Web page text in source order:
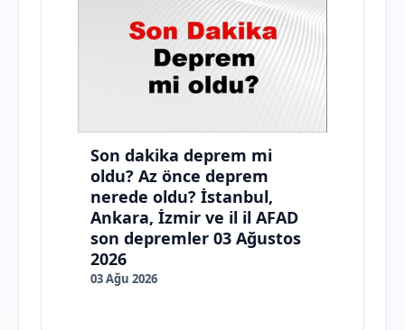
Son dakika deprem mi
oldu? Az önce deprem
nerede oldu? İstanbul,
Ankara, İzmir ve il il AFAD
son depremler 03 Ağustos
2026
03 Ağu 2026